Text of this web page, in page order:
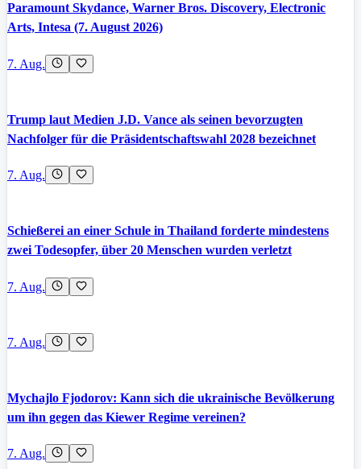
Paramount Skydance, Warner Bros. Discovery, Electronic
Arts, Intesa (7. August 2026)
7. Aug.
Trump laut Medien J.D. Vance als seinen bevorzugten
Nachfolger für die Präsidentschaftswahl 2028 bezeichnet
7. Aug.
Schießerei an einer Schule in Thailand forderte mindestens
zwei Todesopfer, über 20 Menschen wurden verletzt
7. Aug.
7. Aug.
Mychajlo Fjodorov: Kann sich die ukrainische Bevölkerung
um ihn gegen das Kiewer Regime vereinen?
7. Aug.